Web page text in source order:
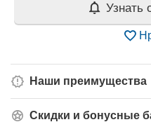
Узнать
Наши преимущества
Скидки и бонусные